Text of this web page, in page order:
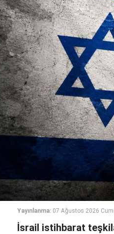
Yayınlanma: 07 Ağustos 2026
İsrail istihbarat